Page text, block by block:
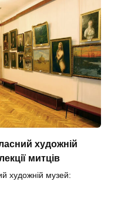
художній
митців
художній музей: